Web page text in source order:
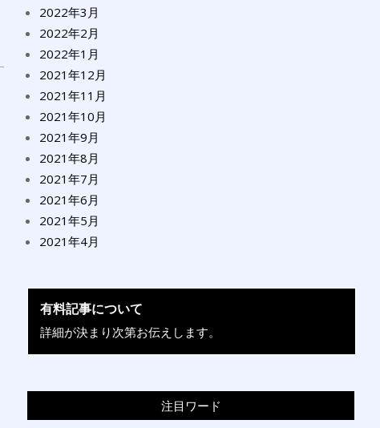
2022年3月
2022年2月
2022年1月
2021年12月
2021年11月
2021年10月
2021年9月
2021年8月
2021年7月
2021年6月
2021年5月
2021年4月
有料記事について
詳細が決まり次第お伝えします。
注目ワード